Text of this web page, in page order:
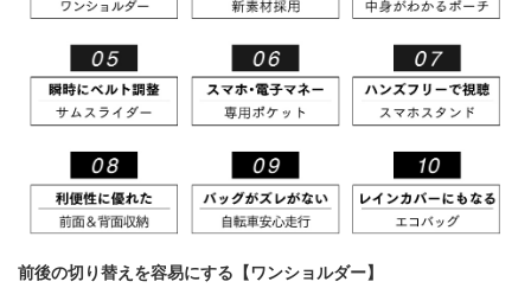
前後の切り替えを容易にする【ワンショルダー】